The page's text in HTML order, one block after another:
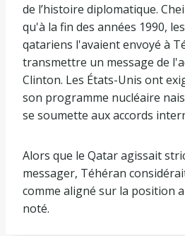
de l’histoire diplomatique.
qu'à la fin des années 1990,
qatariens l'avaient envoyé à
transmettre un message de
Clinton. Les États-Unis ont
son programme nucléaire
se soumette aux accords
Alors que le Qatar agissait
messager, Téhéran
comme aligné sur la position
noté.